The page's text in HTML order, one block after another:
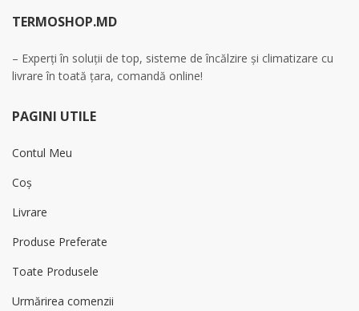
TERMOSHOP.MD
– Experți în soluții de top, sisteme de încălzire și climatizare cu
livrare în toată țara, comandă online!
PAGINI UTILE
Contul Meu
Coș
Livrare
Produse Preferate
Toate Produsele
Urmărirea comenzii